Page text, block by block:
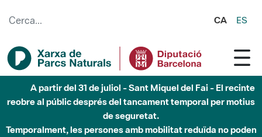
CA ES
A partir del 31 de juliol - Sant Miquel del Fai - El recinte
reobre al públic després del tancament temporal per motius
de seguretat.
Temporalment, les persones amb mobilitat reduïda no poden